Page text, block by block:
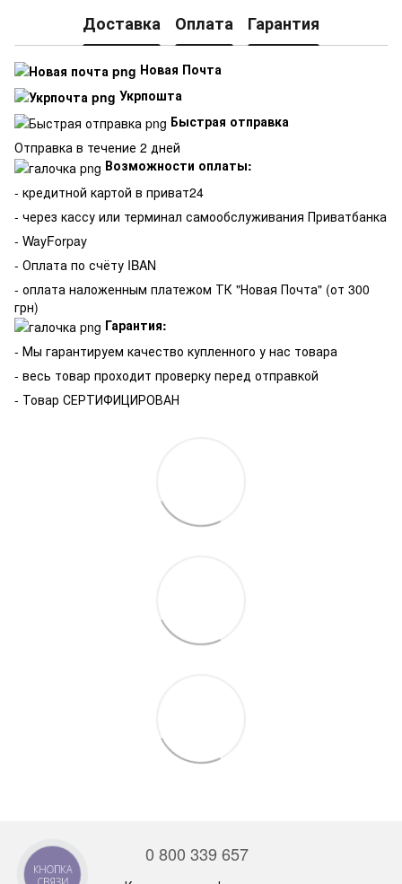
Доставка Оплата Гарантия
Новая Почта
Укрпошта
Быстрая отправка
Отправка в течение 2 дней
Возможности оплаты:
- кредитной картой в приват24
- через кассу или терминал самообслуживания Приватбанка
- WayForpay
- Оплата по счёту IBAN
- оплата наложенным платежом ТК "Новая Почта" (от 300
грн)
Гарантия:
- Мы гарантируем качество купленного у нас товара
- весь товар проходит проверку перед отправкой
- Товар СЕРТИФИЦИРОВАН
0 800 339 657
КНОПКА
СВЯЗИ